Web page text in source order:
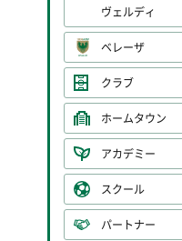
ヴェルディ
ベレーザ
クラブ
ホームタウン
アカデミー
スクール
パートナー